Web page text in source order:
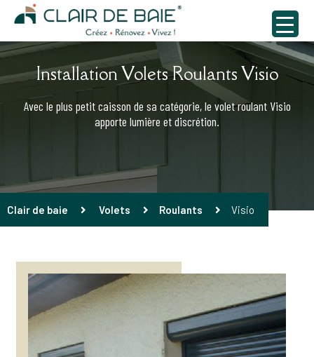
Installation Volets Roulants Visio
Avec le plus petit caisson de sa catégorie, le volet roulant Visio
apporte lumière et discrétion.
Clair de baie Volets Roulants Visio